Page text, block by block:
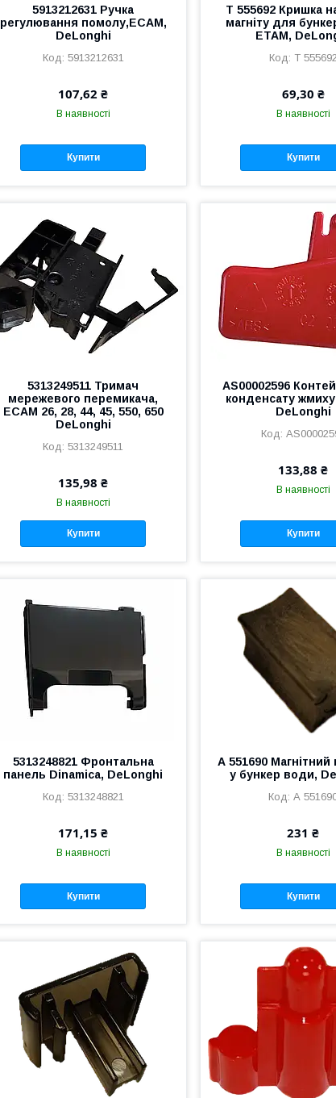
5913212631 Ручка
регулювання помолу,ECAM,
DeLonghi
5913212631
107,62 ₴
В наявності
Купити
T 555692 Кришка
магніту для
ETAM,
T 555692
69,30 ₴
В наявності
Купити
5313249511 Тримач
мережевого перемикача,
ECAM 26, 28, 44, 45, 550, 650
DeLonghi
5313249511
135,98 ₴
В наявності
Купити
AS00002596
конденсату
DeLonghi
133,88 ₴
В наявності
Купити
5313248821 Фронтальна
панель Dinamica, DeLonghi
5313248821
171,15 ₴
В наявності
Купити
А 551690 Магнітний
у бункер води,
А
231 ₴
В наявності
Купити